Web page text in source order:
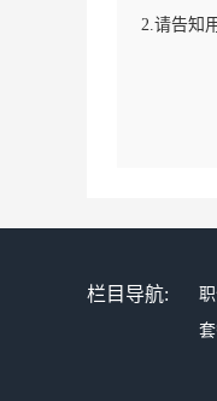
2.请告知
栏目导航: